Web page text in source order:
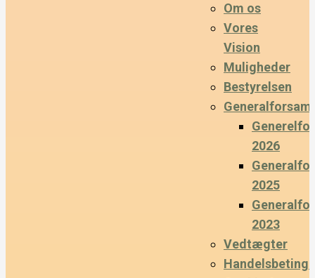
Om os
Vores
Vision
Muligheder
Bestyrelsen
2026
2025
2023
Vedtægter